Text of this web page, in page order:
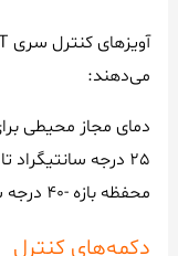
می‌دهند:
دمای مجاز محیطی
محفظه بازه -40 درجه سانتیگراد تا +150 را شامل می‌شود.
دکمه‌های کنترل